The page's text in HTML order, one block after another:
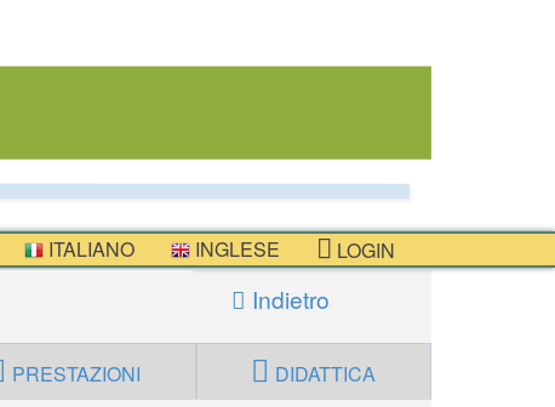
ITALIANO INGLESE
LOGIN
Indietro
PRESTAZIONI DIDATTICA